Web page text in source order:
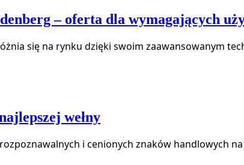
– oferta dla wymagających
się na rynku dzięki swoim zaawansowanym
wełny
i cenionych znaków handlowych